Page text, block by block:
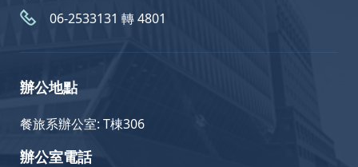
06-2533131 轉 4801
辦公地點
餐旅系辦公室: T棟306
辦公室電話